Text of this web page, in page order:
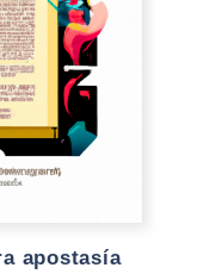
apostasía